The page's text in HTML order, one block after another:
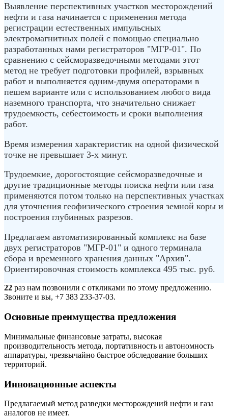
Выявление перспективных участков месторождений
нефти и газа начинается с применения метода
регистрации естественных импульсных
электромагнитных полей с помощью специально
разработанных нами регистраторов "МГР-01". По
сравнению с сейсморазведочными методами этот
метод не требует подготовки профилей, взрывных
работ и выполняется одним-двумя операторами в
пешем варианте или с использованием любого вида
наземного транспорта, что значительно снижает
трудоемкость, себестоимость и сроки выполнения
работ.
Время измерения характеристик на одной физической
точке не превышает 3-х минут.
Трудоемкие, дорогостоящие сейсморазведочные и
другие традиционные методы поиска нефти или газа
применяются потом только на перспективных участках
для уточнения геофизического строения земной коры и
построения глубинных разрезов.
Предлагаем автоматизированный комплекс на базе
двух регистраторов "МГР-01" и одного терминала
сбора и временного хранения данных "Архив".
Ориентировочная стоимость комплекса 495 тыс. руб.
22 раз нам позвонили с откликами по этому предложению.
Звоните и вы, +7 383 233-37-03.
Основные преимущества предложения
Минимальные финансовые затраты, высокая
производительность метода, портативность и автономность
аппаратуры, чрезвычайно быстрое обследование больших
территорий.
Инновационные аспекты
Предлагаемый метод разведки месторождений нефти и газа
аналогов не имеет.